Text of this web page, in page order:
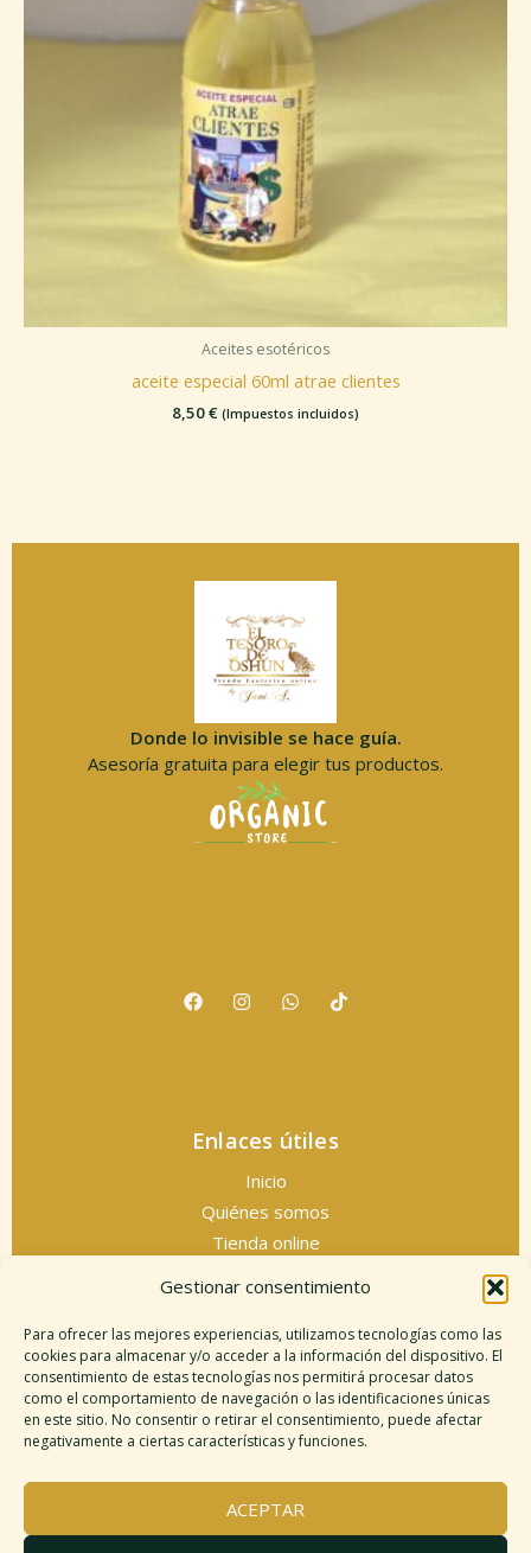
Gestionar consentimiento
Para ofrecer las mejores experiencias, utilizamos tecnologías como las
cookies para almacenar y/o acceder a la información del dispositivo. El
consentimiento de estas tecnologías nos permitirá procesar datos
como el comportamiento de navegación o las identificaciones únicas
en este sitio. No consentir o retirar el consentimiento, puede afectar
negativamente a ciertas características y funciones.
ACEPTAR
Aceites esotéricos
aceite especial 60ml atrae clientes
8,50€ (Impuestos incluidos)
Donde lo invisible se hace guía.
Asesoría gratuita para elegir tus productos.
Enlaces útiles
Inicio
Quiénes somos
Tienda online
Información legal
Política de cookies